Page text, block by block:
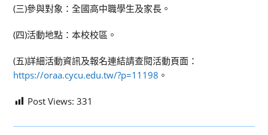
(三)參與對象：全國高中職學生及家長。
(四)活動地點：本校校區。
(五)詳細活動資訊及報名連結請查閱活動頁面：
https://oraa.cycu.edu.tw/?p=11198 。
Post Views: 331